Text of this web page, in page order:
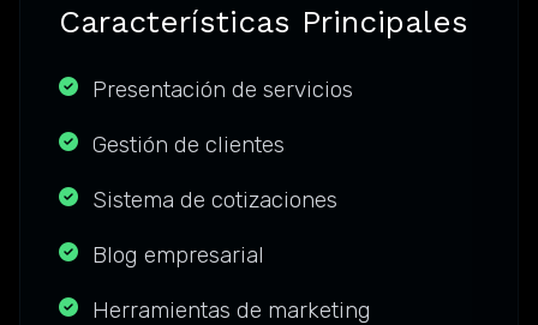
Características Principales
Presentación de servicios
Gestión de clientes
Sistema de cotizaciones
Blog empresarial
Herramientas de marketing